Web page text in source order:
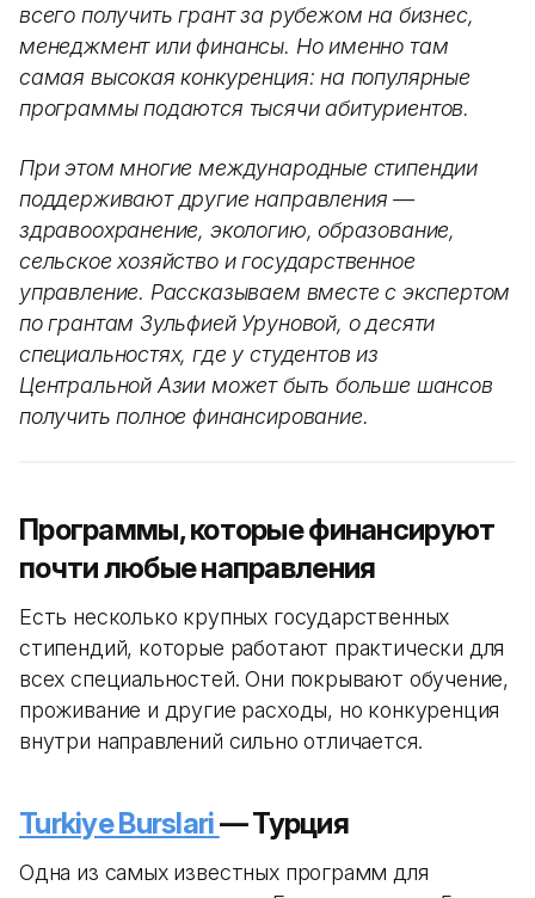
всего получить грант за рубежом на бизнес,
менеджмент или финансы. Но именно там
самая высокая конкуренция: на популярные
программы подаются тысячи абитуриентов.
При этом многие международные стипендии
поддерживают другие направления —
здравоохранение, экологию, образование,
сельское хозяйство и государственное
управление. Рассказываем вместе с экспертом
по грантам Зульфией Уруновой, о десяти
специальностях, где у студентов из
Центральной Азии может быть больше шансов
получить полное финансирование.
Программы, которые финансируют
почти любые направления
Есть несколько крупных государственных
стипендий, которые работают практически для
всех специальностей. Они покрывают обучение,
проживание и другие расходы, но конкуренция
внутри направлений сильно отличается.
Turkiye Burslari— Турция
Одна из самых известных программ для